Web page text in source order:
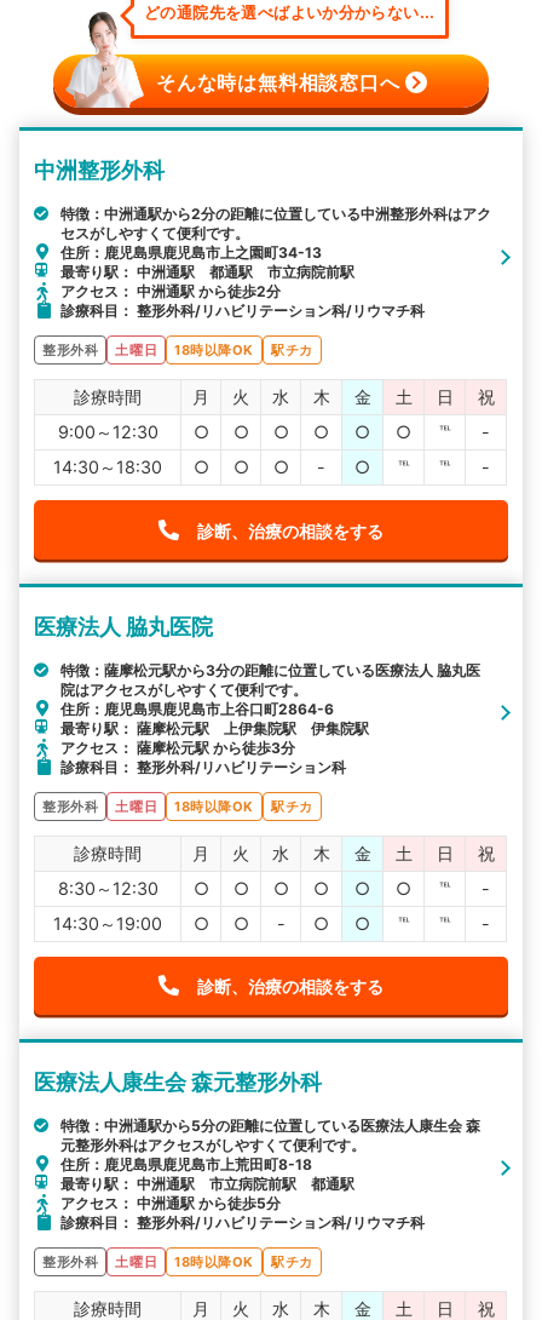
どの通院先を選べばよいか分からない...
そんな時は無料相談窓口へ
中洲整形外科
特徴：中洲通駅から2分の距離に位置している中洲整形外科はアク
セスがしやすくて便利です。
住所：鹿児島県鹿児島市上之園町34-13
最寄り駅： 中洲通駅 都通駅 市立病院前駅
アクセス： 中洲通駅 から徒歩2分
診療科目： 整形外科/リハビリテーション科/リウマチ科
整形外科 土曜日 18時以降OK 駅チカ
診療時間 月 火 水 木 金 土 日
祝
9:00～12:30
○ ○ ○ ○ ○ ○ ℡
-
14:30～18:30
○ ○ ○ - ○ ℡ ℡ -
診断、治療の相談をする
医療法人 脇丸医院
特徴：薩摩松元駅から3分の距離に位置している医療法人 脇丸医
院はアクセスがしやすくて便利です。
住所：鹿児島県鹿児島市上谷口町2864-6
最寄り駅： 薩摩松元駅 上伊集院駅 伊集院駅
アクセス： 薩摩松元駅 から徒歩3分
診療科目： 整形外科/リハビリテーション科
整形外科 土曜日 18時以降OK 駅チカ
診療時間 月 火 水 木 金 土 日
祝
8:30～12:30
○ ○ ○ ○ ○ ○ ℡
-
14:30～19:00
○ ○ - ○ ○ ℡ ℡ -
診断、治療の相談をする
医療法人康生会 森元整形外科
特徴：中洲通駅から5分の距離に位置している医療法人康生会 森
元整形外科はアクセスがしやすくて便利です。
住所：鹿児島県鹿児島市上荒田町8-18
最寄り駅： 中洲通駅 市立病院前駅 都通駅
アクセス： 中洲通駅 から徒歩5分
診療科目： 整形外科/リハビリテーション科/リウマチ科
整形外科 土曜日 18時以降OK 駅チカ
診療時間 月 火 水 木 金 土 日
祝